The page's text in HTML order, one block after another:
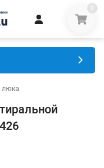
0
люка